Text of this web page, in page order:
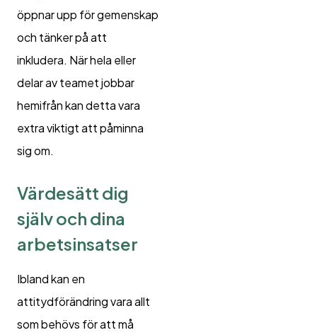
öppnar upp för gemenskap
och tänker på att
inkludera. När hela eller
delar av teamet jobbar
hemifrån kan detta vara
extra viktigt att påminna
sig om.
Värdesätt dig
själv och dina
arbetsinsatser
Ibland kan en
attitydförändring vara allt
som behövs för att må